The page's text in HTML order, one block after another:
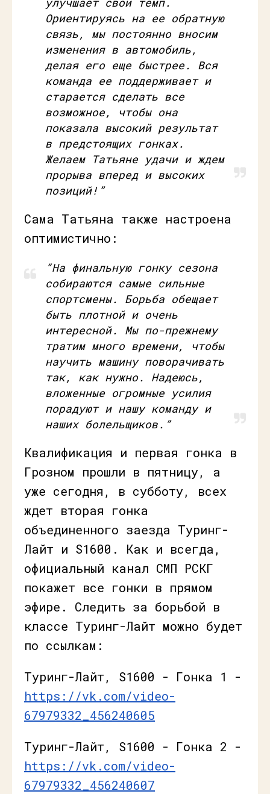
Ориентируясь на ее обратную
связь, мы постоянно вносим
изменения в автомобиль,
делая его еще быстрее. Вся
команда ее поддерживает и
старается сделать все
возможное, чтобы она
показала высокий результат
в предстоящих гонках.
Желаем Татьяне удачи и ждем
прорыва вперед и высоких
позиций!”
Сама Татьяна также настроена
оптимистично:
“На финальную гонку сезона
собираются самые сильные
спортсмены. Борьба обещает
быть плотной и очень
интересной. Мы по-прежнему
тратим много времени, чтобы
научить машину поворачивать
так, как нужно. Надеюсь,
вложенные огромные усилия
порадуют и нашу команду и
наших болельщиков.”
Квалификация и первая гонка в
Грозном прошли в пятницу, а
уже сегодня, в субботу, всех
ждет вторая гонка
объединенного заезда Туринг-
Лайт и S1600. Как и всегда,
официальный канал СМП РСКГ
покажет все гонки в прямом
эфире. Следить за борьбой в
классе Туринг-Лайт можно будет
по ссылкам:
Туринг-Лайт, S1600 - Гонка 1 -
https://vk.com/video-
67979332_456240605
Туринг-Лайт, S1600 - Гонка 2 -
https://vk.com/video-
67979332_456240607